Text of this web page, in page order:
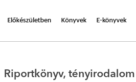
Előkészületben Könyvek E-könyvek
Riportkönyv, tényirodalom